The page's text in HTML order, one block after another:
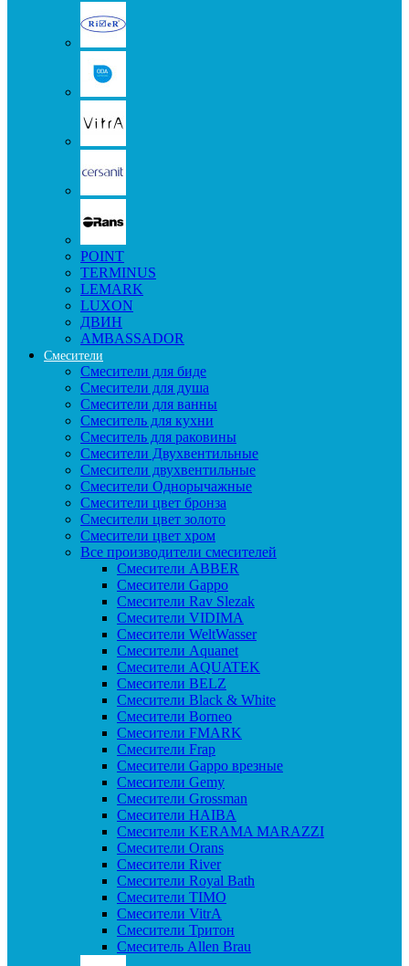
POINT
TERMINUS
LEMARK
LUXON
ДВИН
AMBASSADOR
Смесители
Смесители для биде
Смесители для душа
Смесители для ванны
Смеситель для кухни
Смеситель для раковины
Смесители Двухвентильные
Смесители двухвентильные
Смесители Однорычажные
Смесители цвет бронза
Смесители цвет золото
Смесители цвет хром
Все производители смесителей
Cмесители ABBER
Cмесители Gappo
Cмесители Rav Slezak
Cмесители VIDIMA
Cмесители WeltWasser
Смесители Aquanet
Смесители AQUATEK
Смесители BELZ
Смесители Black & White
Смесители Borneo
Смесители FMARK
Смесители Frap
Смесители Gappo врезные
Смесители Gemy
Смесители Grossman
Смесители HAIBA
Смесители KERAMA MARAZZI
Смесители Orans
Смесители River
Смесители Royal Bath
Смесители TIMO
Смесители VitrA
Смесители Тритон
Смеситель Allen Brau